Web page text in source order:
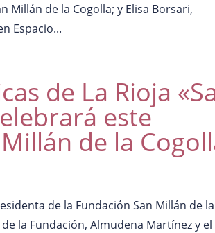
Millán de la Cogolla; y Elisa Borsari,
Espacio...
de La Rioja
este
de la
de la Fundación San Millán de la
la Fundación, Almudena Martínez y el